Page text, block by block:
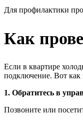
Для профилактики
Как
Если в квартире
подключение. Вот как
1. Обратитесь в
Позвоните или